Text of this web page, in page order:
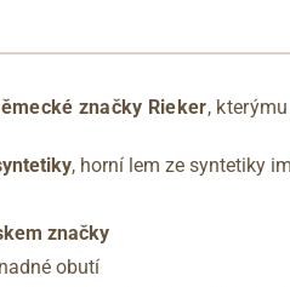
značky Rieker,
, horní lem ze syntetiky
značky
obutí